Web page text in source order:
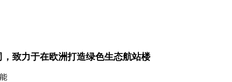
致力于在欧洲打造绿色生态航站楼
能